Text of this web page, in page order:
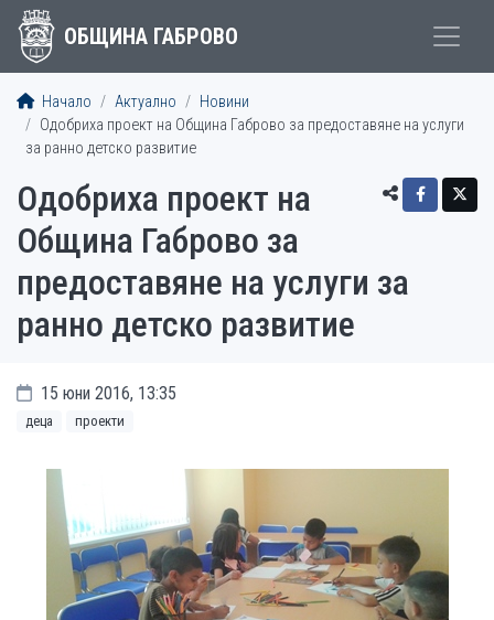
ОБЩИНА ГАБРОВО
Начало Актуално
Новини
Одобриха проект на Община Габрово за предоставяне на услуги
за ранно детско развитие
Одобриха проект на
Община Габрово за
предоставяне на услуги за
ранно детско развитие
15 юни 2016, 13:35
деца проекти